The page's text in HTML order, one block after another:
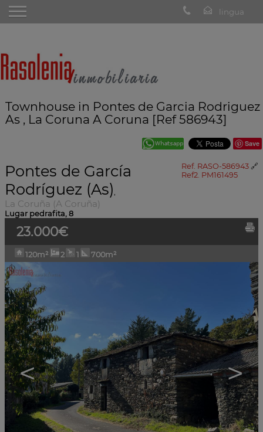
Townhouse in Pontes de Garcia Rodriguez
As , La Coruna A Coruna [Ref 586943]
Save
Ref. RASO-586943 🔗
Ref2. PM161495
Pontes de García
Rodríguez (As),
La Coruña (A Coruña)
Lugar pedrafita, 8
23.000€
120m² 2 1 700m²
< >